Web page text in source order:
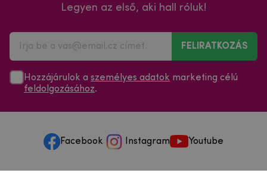
Legyen az első, aki hall róluk!
FELIRATKOZÁS
Hozzájárulok a személyes adatok marketing célú
feldolgozásához.
Facebook Instagram Youtube